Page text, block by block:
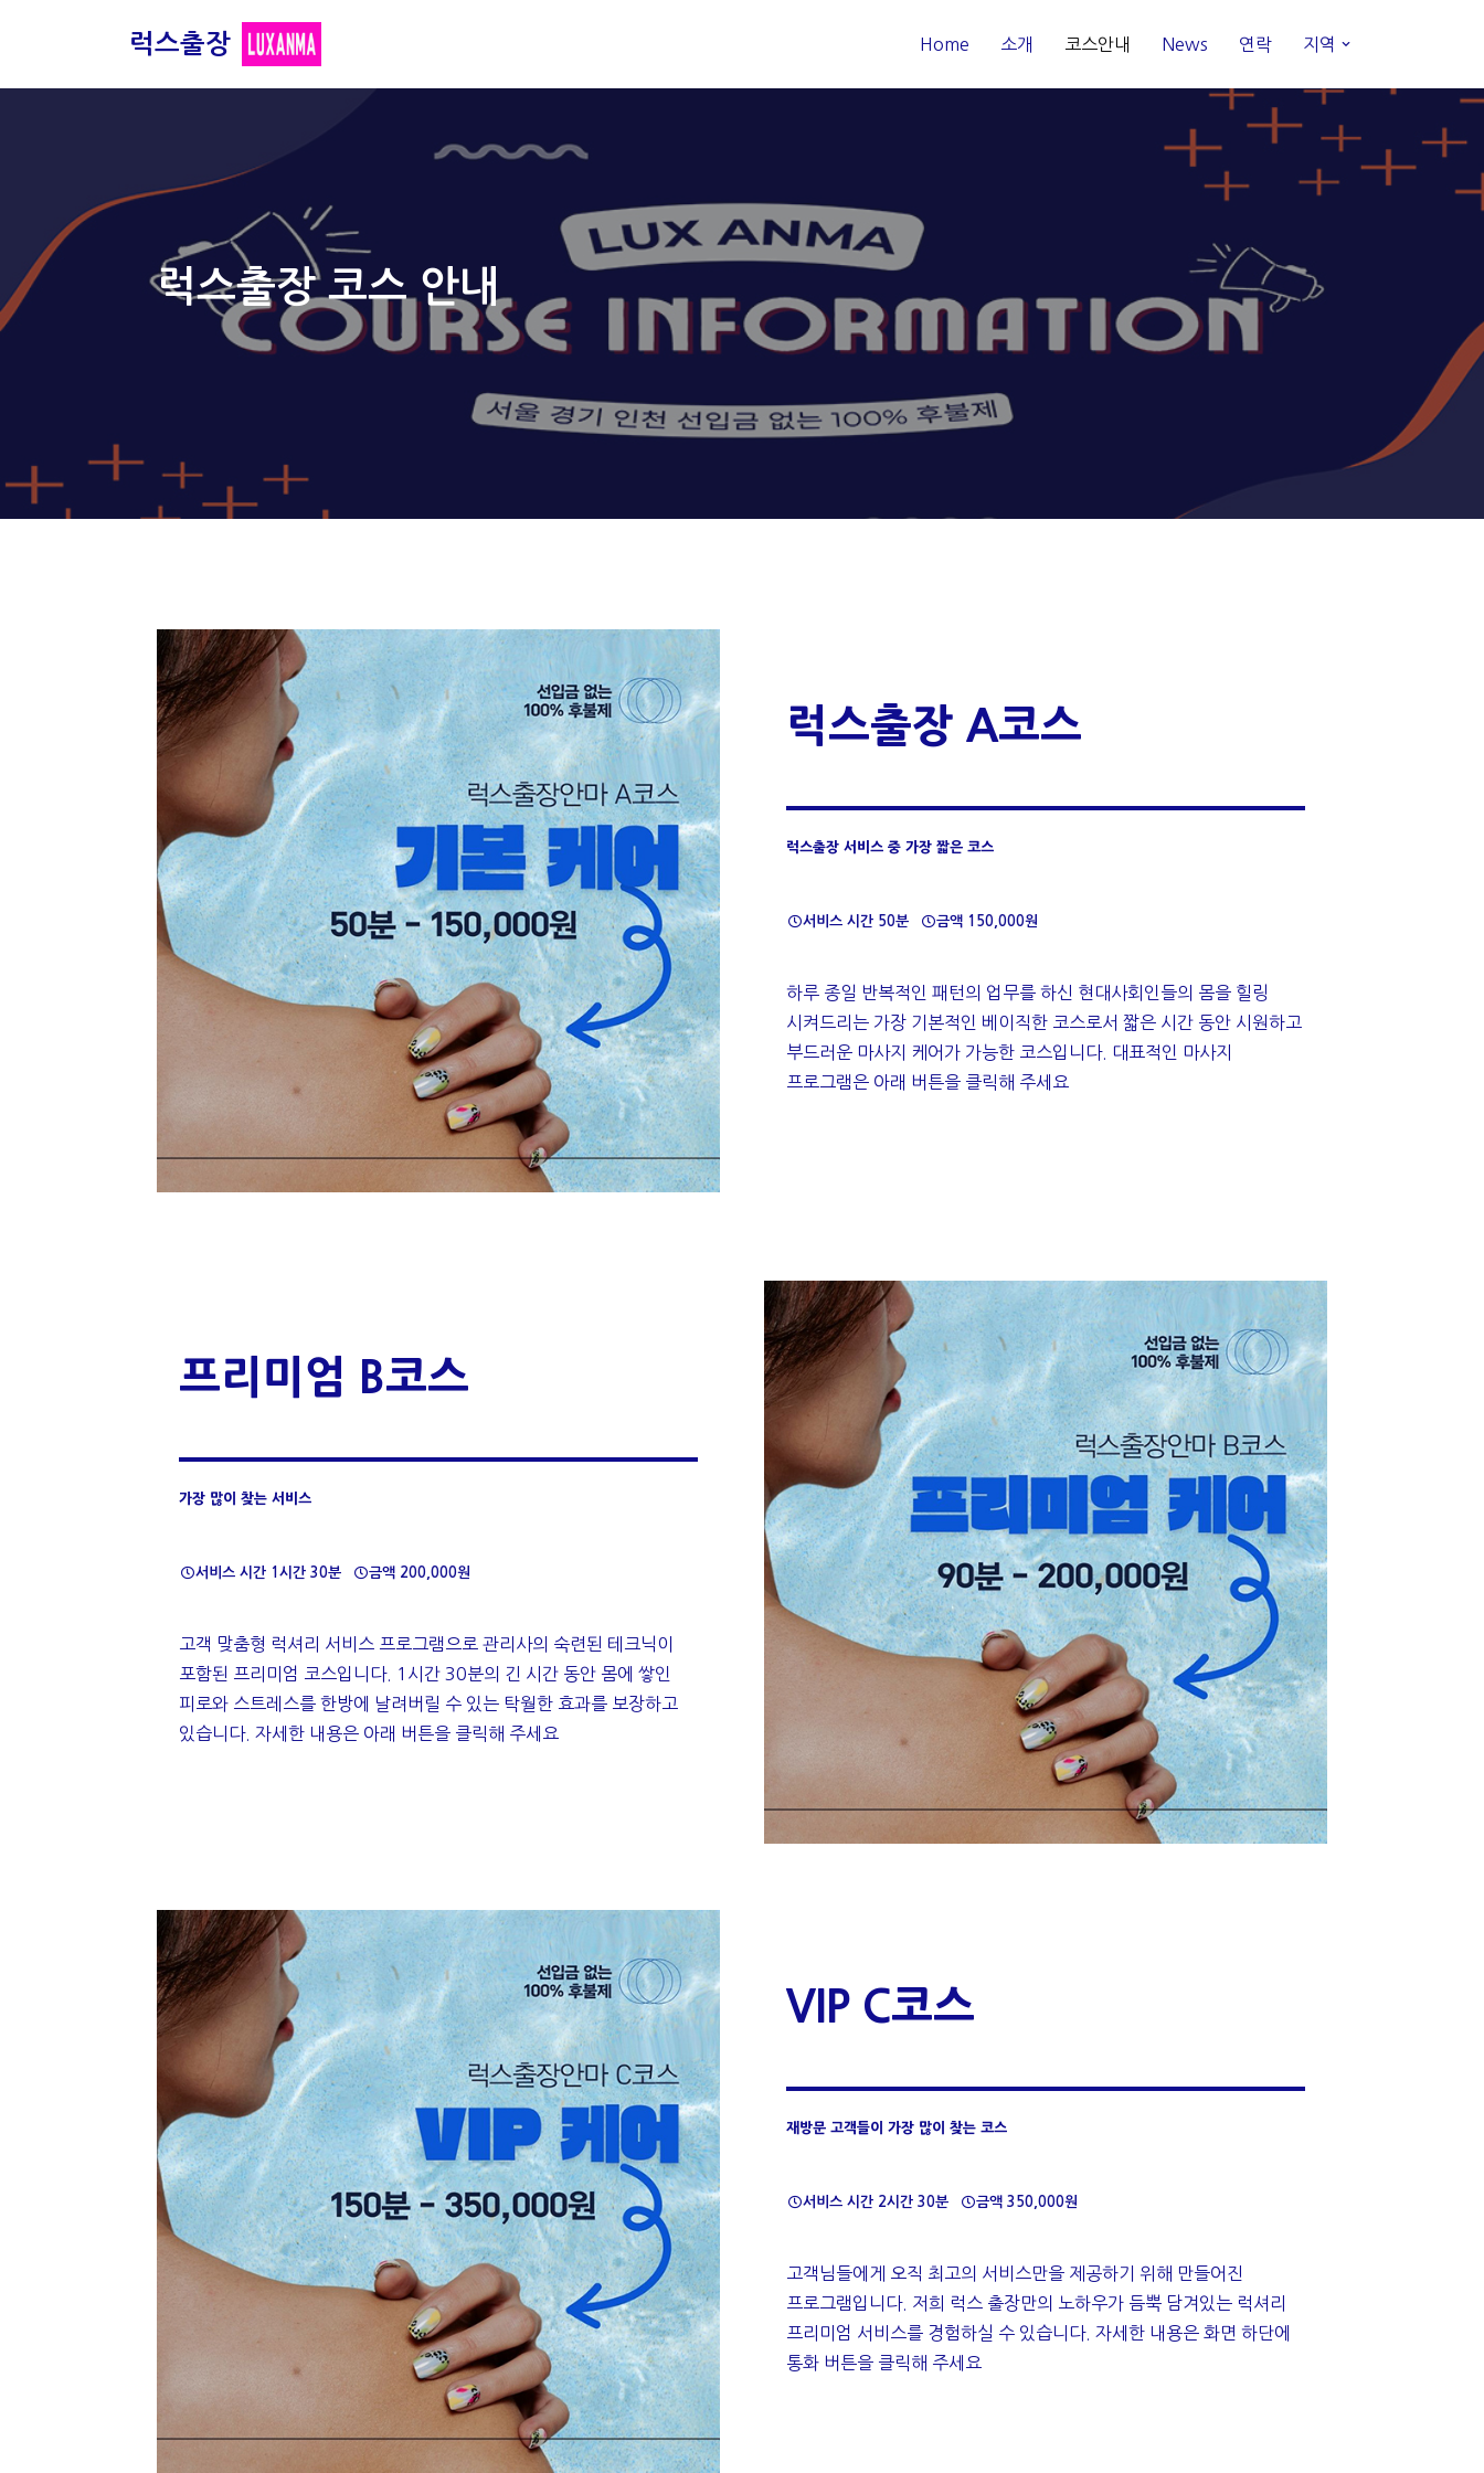
텐
기
럭스출장 Home 소개 코스안내 News 연락 지역
럭스출장 코스 안내
럭스출장 A코스
럭스출장 서비스 중 가장 짧은 코스
서비스 시간 50분 금액 150,000원
하루 종일 반복적인 패턴의 업무를 하신 현대사회인들의 몸을 힐링
시켜드리는 가장 기본적인 베이직한 코스로서 짧은 시간 동안 시원하고
부드러운 마사지 케어가 가능한 코스입니다. 대표적인 마사지
프로그램은 아래 버튼을 클릭해 주세요
프리미엄 B코스
가장 많이 찾는 서비스
서비스 시간 1시간 30분 금액 200,000원
고객 맞춤형 럭셔리 서비스 프로그램으로 관리사의 숙련된 테크닉이
포함된 프리미엄 코스입니다. 1시간 30분의 긴 시간 동안 몸에 쌓인
피로와 스트레스를 한방에 날려버릴 수 있는 탁월한 효과를 보장하고
있습니다. 자세한 내용은 아래 버튼을 클릭해 주세요
VIP C코스
재방문 고객들이 가장 많이 찾는 코스
서비스 시간 2시간 30분 금액 350,000원
고객님들에게 오직 최고의 서비스만을 제공하기 위해 만들어진
프로그램입니다. 저희 럭스 출장만의 노하우가 듬뿍 담겨있는 럭셔리
프리미엄 서비스를 경험하실 수 있습니다. 자세한 내용은 화면 하단에
통화 버튼을 클릭해 주세요